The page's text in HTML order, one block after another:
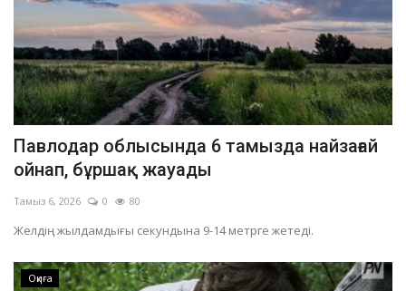
Павлодар облысында 6 тамызда найзағай
ойнап, бұршақ жауады
Тамыз 6, 2026 0 80
Желдің жылдамдығы секундына 9-14 метрге жетеді.
Оқиға